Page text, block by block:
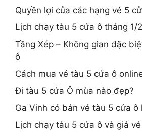
Quyền lợi của các hạng vé 5
Lịch chạy tàu 5 cửa ô tháng 1/
Tầng Xép – Không gian đặc
ô
Cách mua vé tàu 5 cửa ô
Đi tàu 5 cửa Ô mùa nào đẹp?
Ga Vinh có bán vé tàu 5 cửa ô
Lịch chạy tàu 5 cửa ô và giá